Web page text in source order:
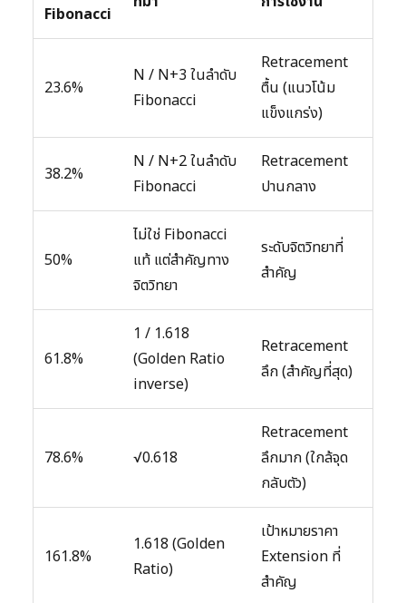
Fibonacci
23.6%
N / N+3 ในลำดับ
Fibonacci
Retracement
ตื้น (แนวโน้ม
แข็งแกร่ง)
38.2%
N / N+2 ในลำดับ
Fibonacci
Retracement
ปานกลาง
50%
ไม่ใช่ Fibonacci
แท้ แต่สำคัญทาง
จิตวิทยา
ระดับจิตวิทยาที่
สำคัญ
61.8%
1 / 1.618
(Golden Ratio
inverse)
Retracement
ลึก (สำคัญที่สุด)
78.6% √0.618
Retracement
ลึกมาก (ใกล้จุด
กลับตัว)
161.8%
1.618 (Golden
Ratio)
เป้าหมายราคา
Extension ที่
สำคัญ